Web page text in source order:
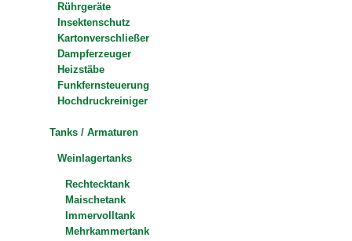
Rührgeräte
Insektenschutz
Kartonverschließer
Dampferzeuger
Heizstäbe
Funkfernsteuerung
Hochdruckreiniger
Tanks / Armaturen
Weinlagertanks
Rechtecktank
Maischetank
Immervolltank
Mehrkammertank